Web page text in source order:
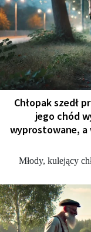
Chłopak szedł
jego chód
wyprostowane, a
Młody, kulejący